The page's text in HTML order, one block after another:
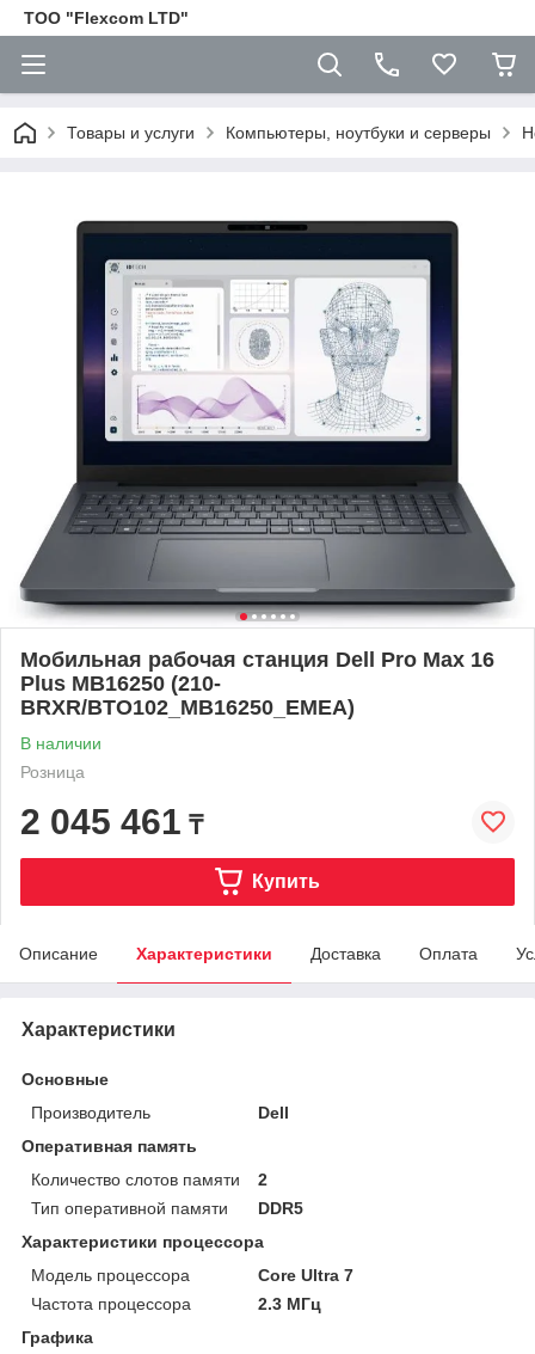
ТОО "Flexcom LTD"
Товары и услуги Компьютеры, ноутбуки и серверы
Мобильная рабочая станция Dell Pro Max 16
Plus MB16250 (210-
BRXR/BTO102_MB16250_EMEA)
В наличии
Розница
2 045 461 ₸
Купить
Описание Характеристики Доставка Оплата
Характеристики
Основные
Производитель
Dell
Оперативная память
Количество слотов памяти
2
Тип оперативной памяти
DDR5
Характеристики процессора
Модель процессора
Core Ultra 7
Частота процессора
2.3 МГц
Графика